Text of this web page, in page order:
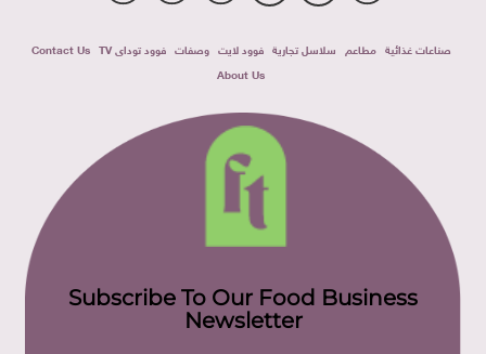
صناعات غذائية مطاعم سلاسل تجارية فوود لايت وصفات فوود توداى TV
Contact Us
About Us
Subscribe To Our Food Business
Newsletter